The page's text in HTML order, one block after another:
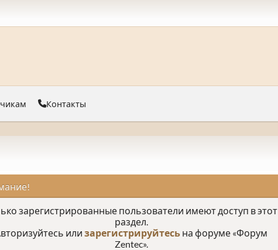
Контакты
зарегистрированные пользователи имеют доступ в этот
раздел.
или зарегистрируйтесь на форуме «Форум
Zentec».